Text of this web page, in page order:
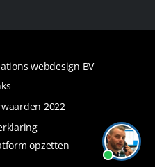
webdesign BV
2022
opzetten